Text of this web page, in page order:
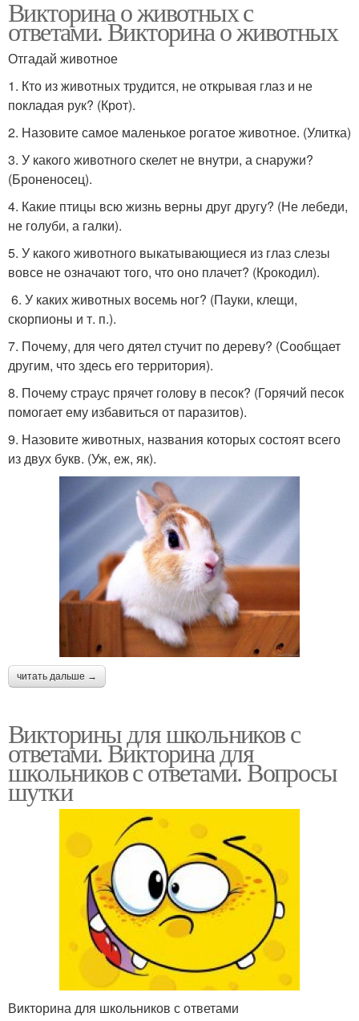
Викторина о животных с
ответами. Викторина о животных
Отгадай животное
1. Кто из животных трудится, не открывая глаз и не
покладая рук? (Крот).
2. Назовите самое маленькое рогатое животное. (Улитка)
3. У какого животного скелет не внутри, а снаружи?
(Броненосец).
4. Какие птицы всю жизнь верны друг другу? (Не лебеди,
не голуби, а галки).
5. У какого животного выкатывающиеся из глаз слезы
вовсе не означают того, что оно плачет? (Крокодил).
6. У каких животных восемь ног? (Пауки, клещи,
скорпионы и т. п.).
7. Почему, для чего дятел стучит по дереву? (Сообщает
другим, что здесь его территория).
8. Почему страус прячет голову в песок? (Горячий песок
помогает ему избавиться от паразитов).
9. Назовите животных, названия которых состоят всего
из двух букв. (Уж, еж, як).
читать дальше →
Викторины для школьников с
ответами. Викторина для
школьников с ответами. Вопросы
шутки
Викторина для школьников с ответами